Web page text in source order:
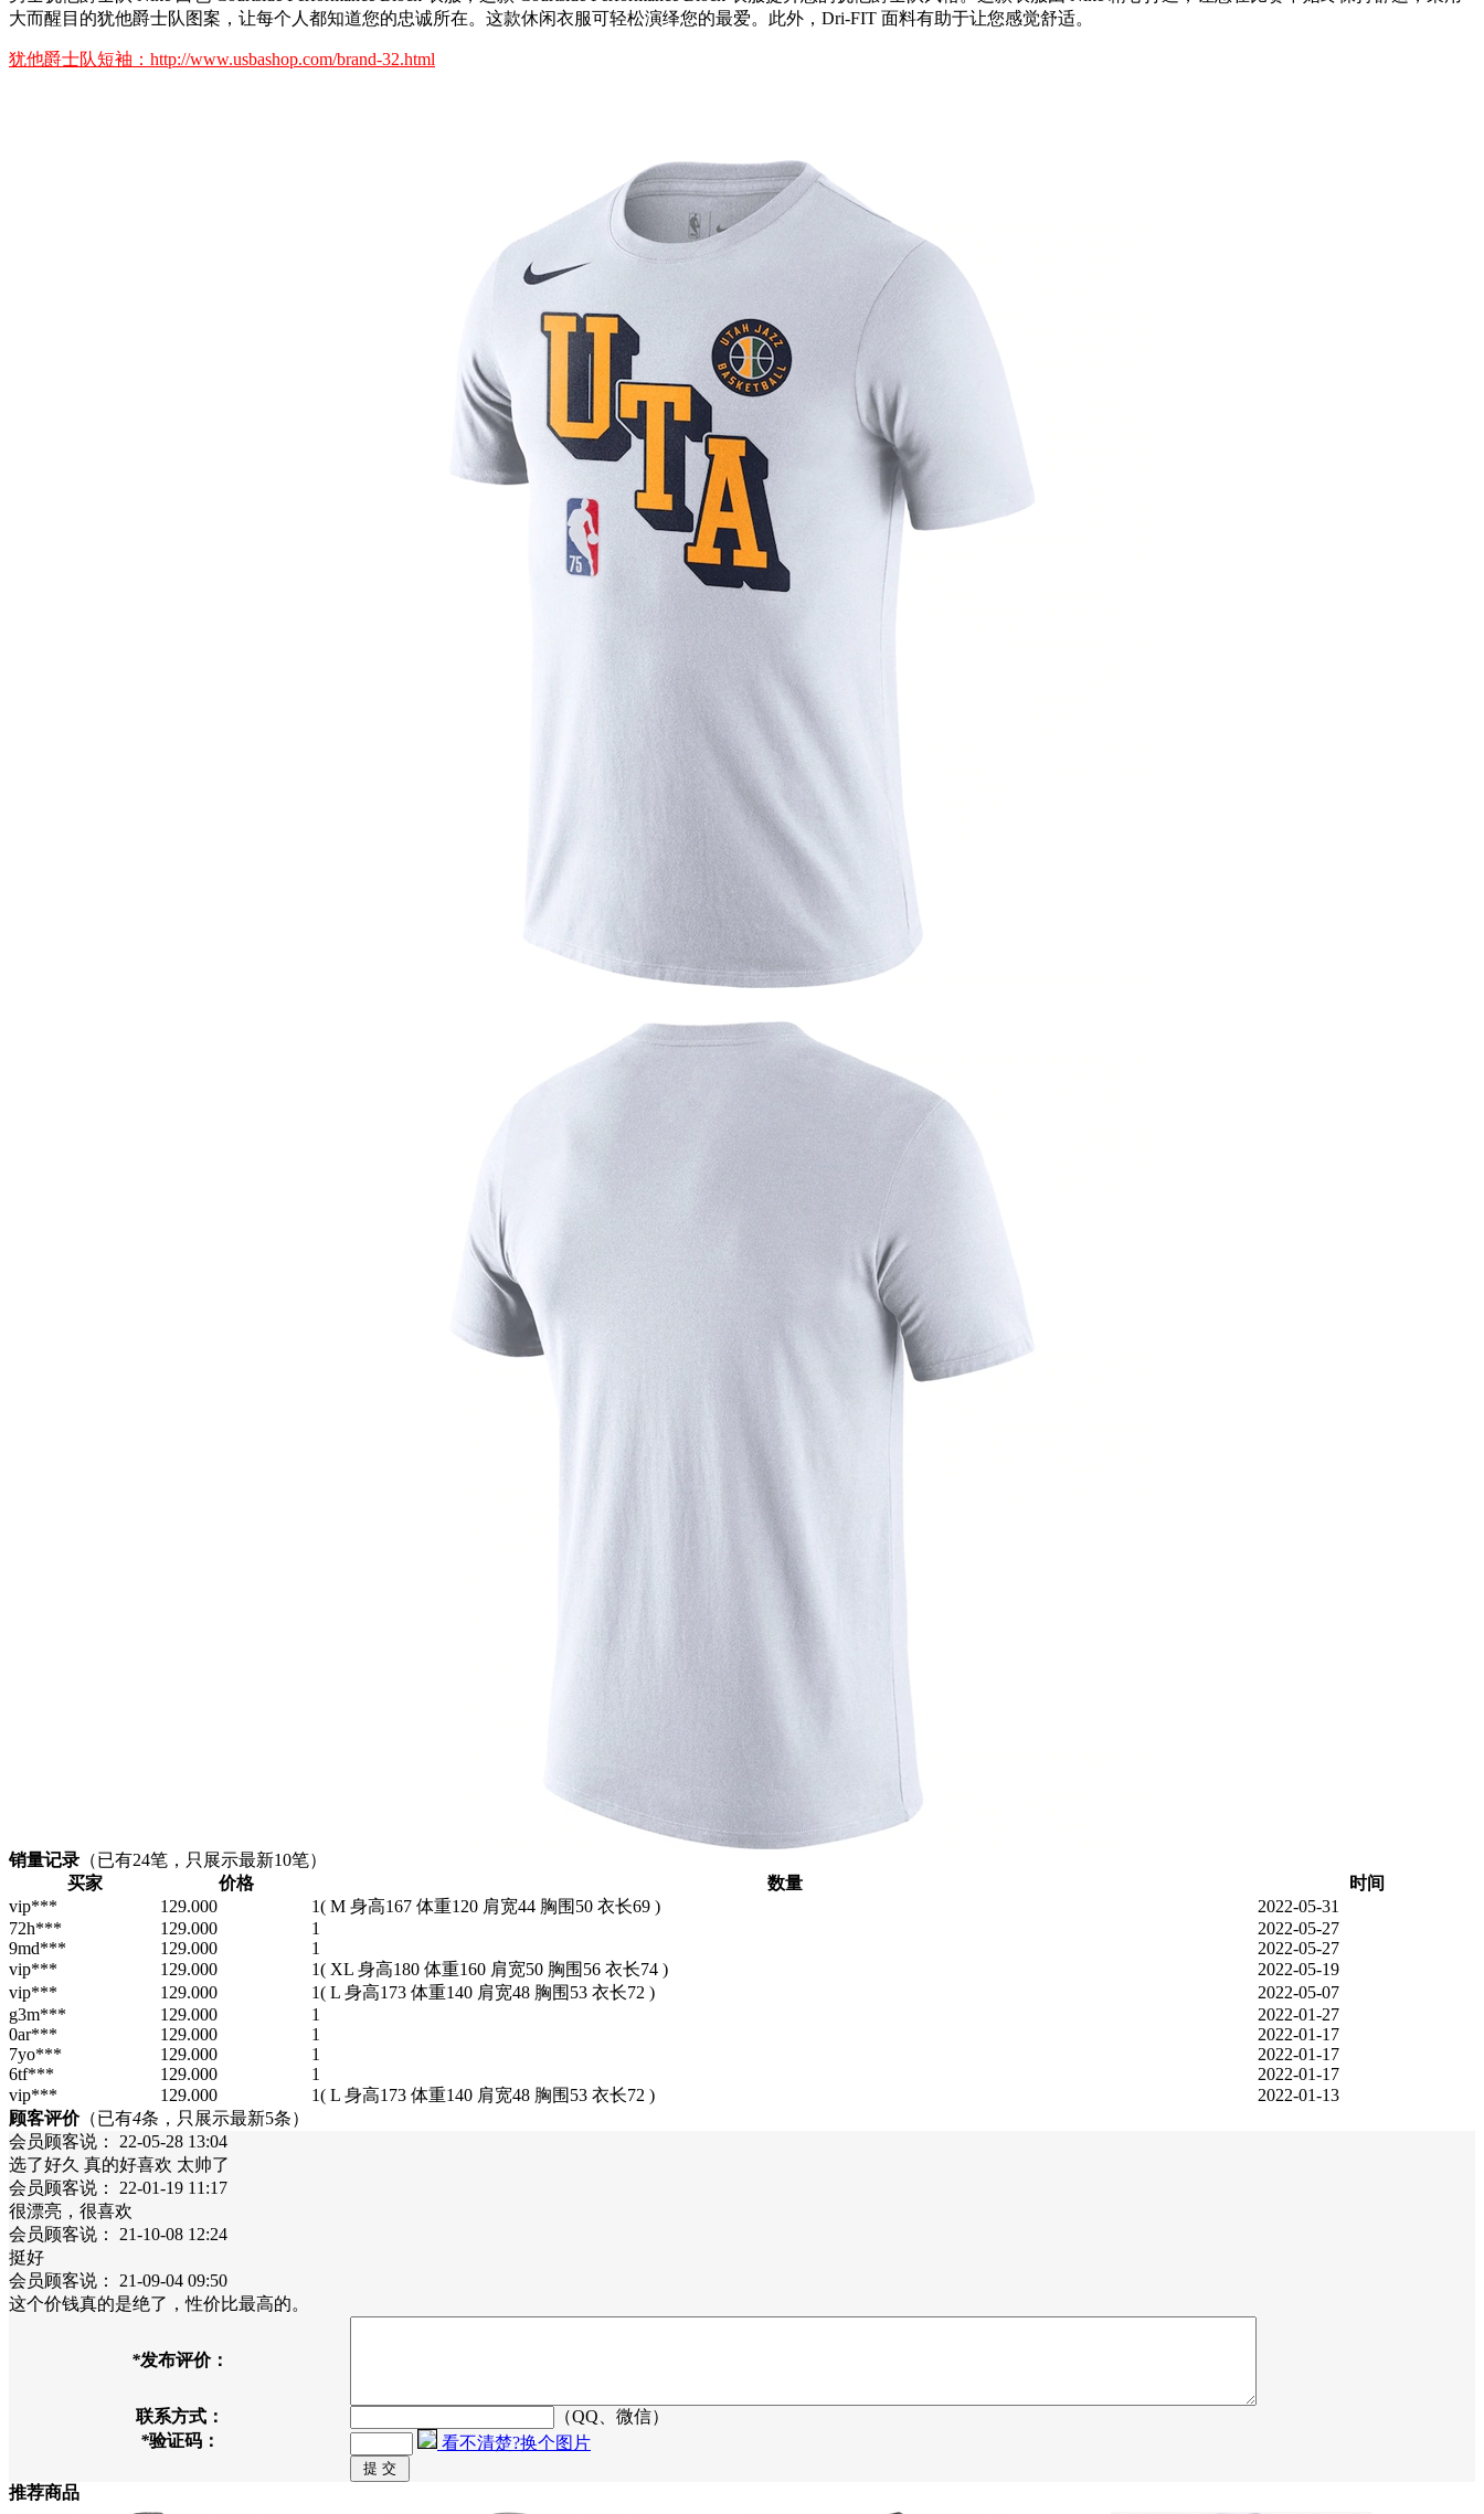
大而醒目的犹他爵士队图案，让每个人都知道您的忠诚所在。这款休闲衣服可轻松演绎您的最爱。此外，Dri-FIT 面料有助于让您感觉舒适。
犹他爵士队短袖：http://www.usbashop.com/brand-32.html
销量记录 （已有24笔，只展示最新10笔）
买家
价格 数量
时间
vip***
129.000 1( M 身高167 体重120 肩宽44 胸围50 衣长69 )
2022-05-31
72h***
129.000 1
2022-05-27
9md***
129.000 1
2022-05-27
vip***
129.000 1( XL 身高180 体重160 肩宽50 胸围56 衣长74 )
2022-05-19
vip***
129.000 1( L 身高173 体重140 肩宽48 胸围53 衣长72 )
2022-05-07
g3m***
129.000 1
2022-01-27
0ar***
129.000 1
2022-01-17
7yo***
129.000 1
2022-01-17
6tf***
129.000 1
2022-01-17
vip***
129.000 1( L 身高173 体重140 肩宽48 胸围53 衣长72 )
2022-01-13
顾客评价（已有4条，只展示最新5条）
会员顾客说： 22-05-28 13:04
选了好久 真的好喜欢 太帅了
会员顾客说： 22-01-19 11:17
很漂亮，很喜欢
会员顾客说： 21-10-08 12:24
挺好
会员顾客说： 21-09-04 09:50
这个价钱真的是绝了，性价比最高的。
*发布评价：
联系方式：
（QQ、微信）
*验证码： 看不清楚?换个图片
推荐商品